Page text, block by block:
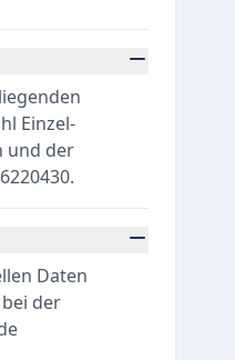
Einzel-
und der
Daten
der